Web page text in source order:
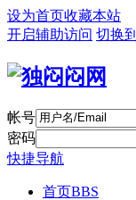
设为首页收藏本站
开启辅助访问 切换
帐号
密码
快捷导航
首页BBS